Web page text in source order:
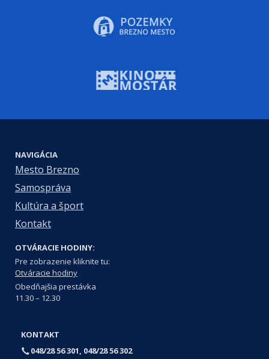
NAVIGÁCIA
Mesto Brezno
Samospráva
Kultúra a šport
Kontakt
OTVÁRACIE HODINY:
Pre zobrazenie kliknite tu:
Otváracie hodiny
Obedňajšia prestávka
11.30 – 12.30
KONTAKT
048/28 56 301, 048/28 56 302